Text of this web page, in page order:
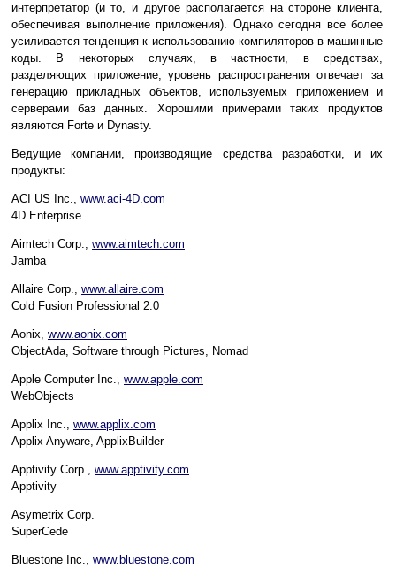
интерпретатор (и то, и другое располагается на стороне клиента,
обеспечивая выполнение приложения). Однако сегодня все более
усиливается тенденция к использованию компиляторов в машинные
коды. В некоторых случаях, в частности, в средствах,
разделяющих приложение, уровень распространения отвечает за
генерацию прикладных объектов, используемых приложением и
серверами баз данных. Хорошими примерами таких продуктов
являются Forte и Dynasty.
Ведущие компании, производящие средства разработки, и их
продукты:
ACI US Inc., www.aci-4D.com
4D Enterprise
Aimtech Corp., www.aimtech.com
Jamba
Allaire Corp., www.allaire.com
Cold Fusion Professional 2.0
Aonix, www.aonix.com
ObjectAda, Software through Pictures, Nomad
Apple Computer Inc., www.apple.com
WebObjects
Applix Inc., www.applix.com
Applix Anyware, ApplixBuilder
Apptivity Corp., www.apptivity.com
Apptivity
Asymetrix Corp.
SuperCede
Bluestone Inc., www.bluestone.com